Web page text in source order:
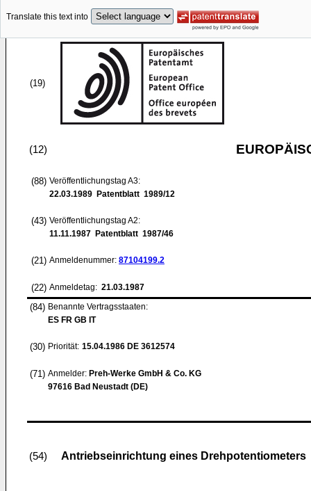
Translate this text into
(19)
(12)
(88) Veröffentlichungstag A3:
22.03.1989 Patentblatt 1989/12
(43) Veröffentlichungstag A2:
11.11.1987 Patentblatt 1987/46
(21) Anmeldenummer: 87104199.2
(22) Anmeldetag: 21.03.1987
(84) Benannte Vertragsstaaten:
ES FR GB IT
(30) Priorität: 15.04.1986 DE 3612574
(71) Anmelder: Preh-Werke GmbH & Co. KG
97616 Bad Neustadt (DE)
(54) Antriebseinrichtung eines Drehpotentiometers